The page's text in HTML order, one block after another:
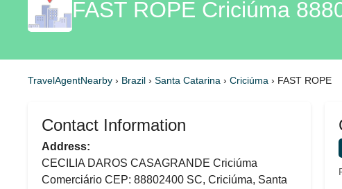
FAST ROPE Criciúma
TravelAgentNearby › Brazil › Santa Catarina › Criciúma › FAST ROPE
Contact Information
Address:
CECILIA DAROS CASAGRANDE Criciúma
Comerciário CEP: 88802400 SC, Criciúma, Santa